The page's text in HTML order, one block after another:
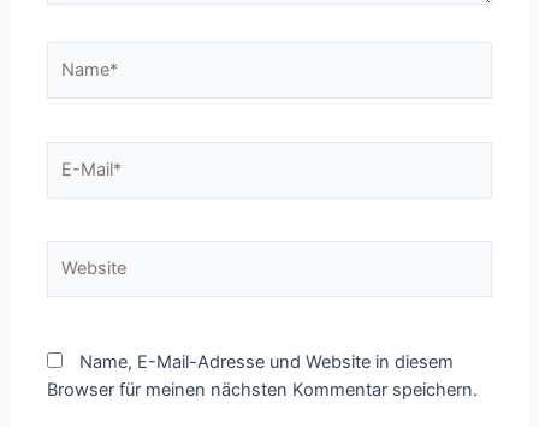
Mail*
Name, E-Mail-Adresse und Website in diesem
Browser für meinen nächsten Kommentar speichern.